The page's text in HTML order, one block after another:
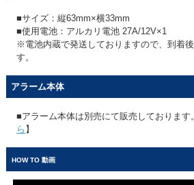
■サイズ：縦63mm×横33mm
■使用電池：アルカリ電池 27A/12V×1
※電池内蔵で発送しておりますので、到着
す。
アラーム本体
■アラーム本体は別売にて販売しております
ら 】
HOW TO 動画